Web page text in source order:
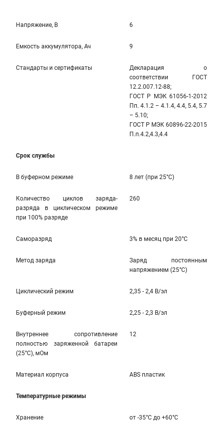
Напряжение, В 6
Емкость аккумулятора, Ач 9
Стандарты и сертификаты
Декларация о
соответствии ГОСТ
12.2.007.12-88;
ГОСТ Р МЭК 61056-1-2012
Пп. 4.1.2 – 4.1.4, 4.4, 5.4, 5.7
– 5.10;
ГОСТ Р МЭК 60896-22-2015
П.п.4.2,4.3,4.4
Срок службы
В буферном режиме 8 лет (при 25°С)
Количество циклов заряда-
разряда в циклическом режиме
при 100% разряде
260
Саморазряд 3% в месяц при 20°С
Метод заряда
Заряд постоянным
напряжением (25°С)
Циклический режим 2,35 - 2,4 В/эл
Буферный режим 2,25 - 2,3 В/эл
Внутреннее сопротивление
полностью заряженной батареи
(25°С), мОм
12
Материал корпуса ABS пластик
Температурные режимы
Хранение от -35°С до +60°С